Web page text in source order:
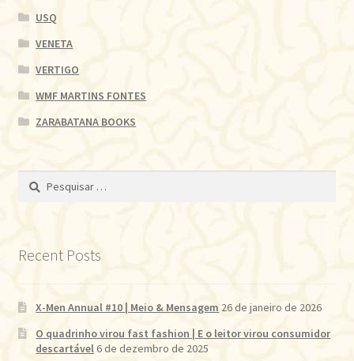
USQ
VENETA
VERTIGO
WMF MARTINS FONTES
ZARABATANA BOOKS
Pesquisar
Recent Posts
X-Men Annual #10 | Meio & Mensagem 26 de janeiro de 2026
O quadrinho virou fast fashion | E o leitor virou consumidor
descartável 6 de dezembro de 2025